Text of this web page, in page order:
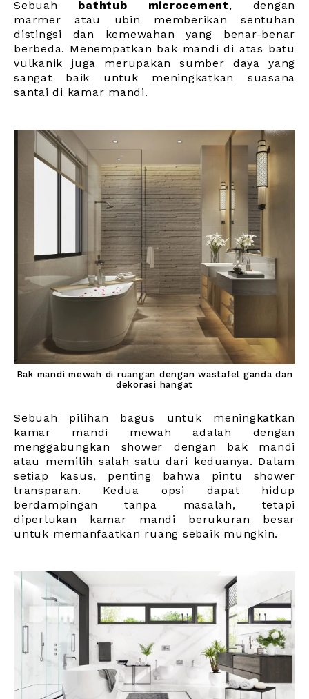
Sebuah bathtub microcement, dengan
marmer atau ubin memberikan sentuhan
distingsi dan kemewahan yang benar-benar
berbeda. Menempatkan bak mandi di atas batu
vulkanik juga merupakan sumber daya yang
sangat baik untuk meningkatkan suasana
santai di kamar mandi.
Bak mandi mewah di ruangan dengan wastafel ganda dan
dekorasi hangat
Sebuah pilihan bagus untuk meningkatkan
kamar mandi mewah adalah dengan
menggabungkan shower dengan bak mandi
atau memilih salah satu dari keduanya. Dalam
setiap kasus, penting bahwa pintu shower
transparan. Kedua opsi dapat hidup
berdampingan tanpa masalah, tetapi
diperlukan kamar mandi berukuran besar
untuk memanfaatkan ruang sebaik mungkin.